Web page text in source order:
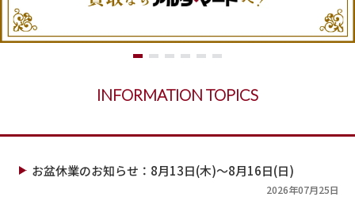
INFORMATION TOPICS
お盆休業のお知らせ：8月13日(木)～8月16日(日)
2026年07月25日